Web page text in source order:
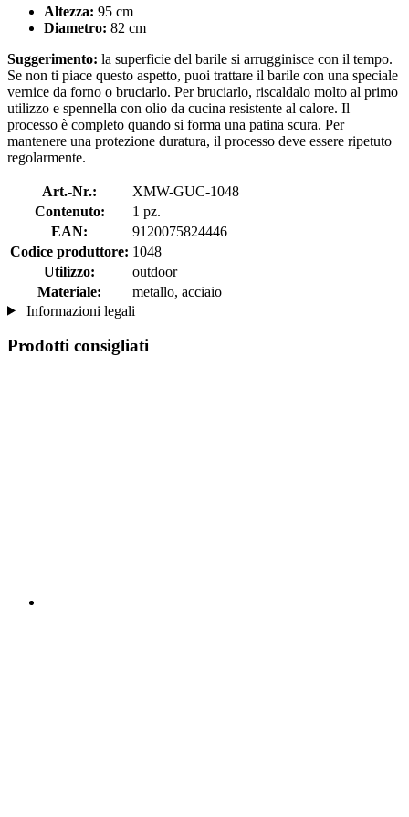
Altezza: 95 cm
Diametro: 82 cm
Suggerimento: la superficie del barile si arrugginisce con il tempo.
Se non ti piace questo aspetto, puoi trattare il barile con una speciale
vernice da forno o bruciarlo. Per bruciarlo, riscaldalo molto al primo
utilizzo e spennella con olio da cucina resistente al calore. Il
processo è completo quando si forma una patina scura. Per
mantenere una protezione duratura, il processo deve essere ripetuto
regolarmente.
Art.-Nr.:
XMW-GUC-1048
Contenuto:
1 pz.
EAN:
9120075824446
Codice produttore: 1048
Utilizzo:
outdoor
Materiale:
metallo, acciaio
Informazioni legali
Prodotti consigliati